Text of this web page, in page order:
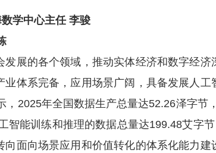
学中心主任 李骏
的各个领域，推动实体经济和数字经济
体系完备，应用场景广阔，具备发展人
，2025年全国数据生产总量达52.26泽字节
智能训练和推理的数据总量达199.48艾字
面向场景应用和价值转化的体系化能力